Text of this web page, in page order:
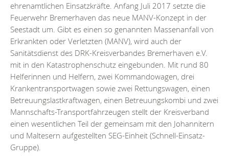
ehrenamtlichen Einsatzkräfte. Anfang Juli 2017 setzte die
Feuerwehr Bremerhaven das neue MANV-Konzept in der
Seestadt um. Gibt es einen so genannten Massenanfall von
Erkrankten oder Verletzten (MANV), wird auch der
Sanitätsdienst des DRK-Kreisverbandes Bremerhaven e.V.
mit in den Katastrophenschutz eingebunden. Mit rund 80
Helferinnen und Helfern, zwei Kommandowagen, drei
Krankentransportwagen sowie zwei Rettungswagen, einen
Betreuungslastkraftwagen, einen Betreuungskombi und zwei
Mannschafts-Transportfahrzeugen stellt der Kreisverband
einen wesentlichen Teil der gemeinsam mit den Johannitern
und Maltesern aufgestellten SEG-Einheit (Schnell-Einsatz-
Gruppe).